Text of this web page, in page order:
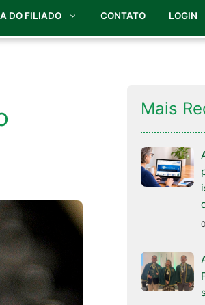
DO FILIADO CONTATO LOGIN
Mais